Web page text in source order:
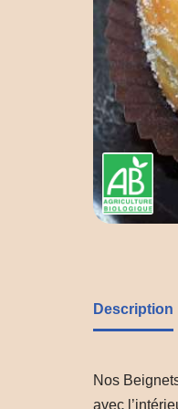
Description
Nos
avec